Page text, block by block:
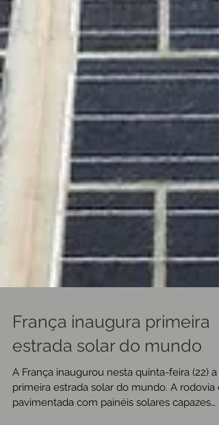
França inaugura primeira